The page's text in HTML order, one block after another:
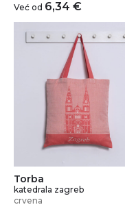
Već od 6,34 €
Torba
katedrala zagreb
crvena